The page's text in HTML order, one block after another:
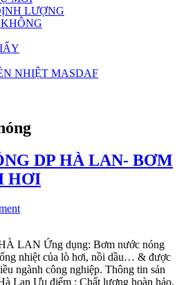
LƯỢNG
NHIỆT MASDAF
DP HÀ LAN- BƠM
HƠI
LAN Ứng dụng: Bơm nước nóng
nhiệt của lò hơi, nồi dầu… & được
ngành công nghiệp. Thông tin sản
Lan Ưu điểm : Chất lượng hoàn hảo,